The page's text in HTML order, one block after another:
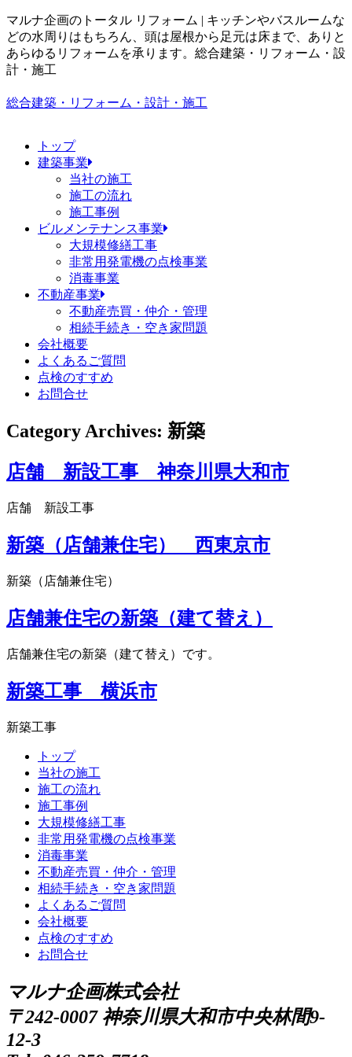
マルナ企画のトータル リフォーム | キッチンやバスルームな
どの水周りはもちろん、頭は屋根から足元は床まで、ありと
あらゆるリフォームを承ります。 総合建築・リフォーム・設
計・施工
総合建築・リフォーム・設計・施工
トップ
建築事業
当社の施工
施工の流れ
施工事例
ビルメンテナンス事業
大規模修繕工事
非常用発電機の点検事業
消毒事業
不動産事業
不動産売買・仲介・管理
相続手続き・空き家問題
会社概要
よくあるご質問
点検のすすめ
お問合せ
Category Archives: 新築
店舗 新設工事 神奈川県大和市
店舗 新設工事
新築（店舗兼住宅） 西東京市
新築（店舗兼住宅）
店舗兼住宅の新築（建て替え）
店舗兼住宅の新築（建て替え）です。
新築工事 横浜市
新築工事
トップ
当社の施工
施工の流れ
施工事例
大規模修繕工事
非常用発電機の点検事業
消毒事業
不動産売買・仲介・管理
相続手続き・空き家問題
よくあるご質問
会社概要
点検のすすめ
お問合せ
マルナ企画株式会社
〒242-0007 神奈川県大和市中央林間9-
12-3